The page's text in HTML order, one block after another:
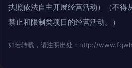
执照依法自主开展经营活动）（不得
禁止和限制类项目的经营活动。）
如若转载，请注明出处：http://